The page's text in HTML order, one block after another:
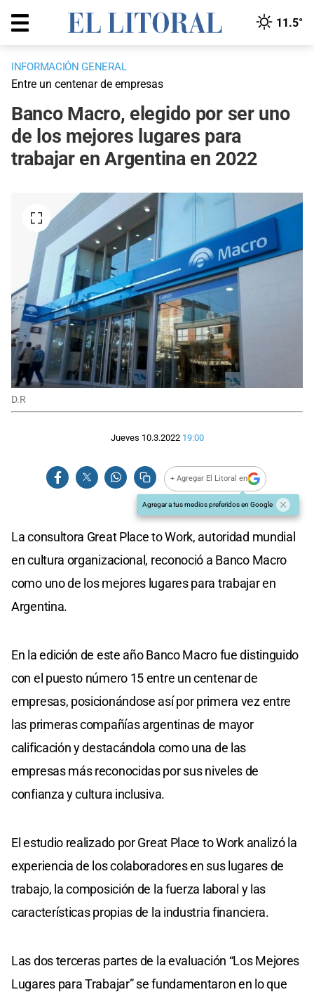
11.5°
INFORMACIÓN GENERAL
Entre un centenar de empresas
Banco Macro, elegido por ser uno
de los mejores lugares para
trabajar en Argentina en 2022
D.R
Jueves 10.3.2022 19:00
+ Agregar El Litoral en
Agregar a tus medios preferidos en Google
La consultora Great Place to Work, autoridad mundial
en cultura organizacional, reconoció a Banco Macro
como uno de los mejores lugares para trabajar en
Argentina.
En la edición de este año Banco Macro fue distinguido
con el puesto número 15 entre un centenar de
empresas, posicionándose así por primera vez entre
las primeras compañías argentinas de mayor
calificación y destacándola como una de las
empresas más reconocidas por sus niveles de
confianza y cultura inclusiva.
El estudio realizado por Great Place to Work analizó la
experiencia de los colaboradores en sus lugares de
trabajo, la composición de la fuerza laboral y las
características propias de la industria financiera.
Las dos terceras partes de la evaluación “Los Mejores
Lugares para Trabajar” se fundamentaron en lo que